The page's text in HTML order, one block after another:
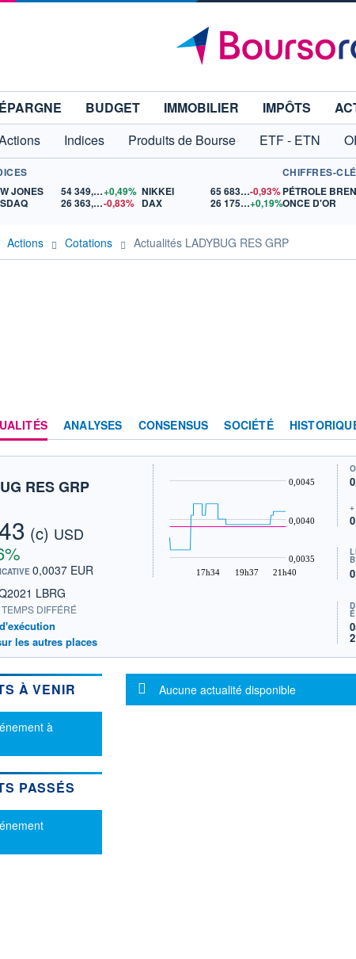
ÉPARGNE BUDGET IMMOBILIER IMPÔTS
Indices Produits de Bourse ETF - ETN
JONES
54 349,12+0,49%
26 363,44-0,83%
NIKKEI 65 683,26-0,93%
DAX
26 175,19+0,19%
CHIFFRES-
PÉTROLE
ONCE D'OR
Actions Cotations Actualités LADYBUG RES GRP
ANALYSES CONSENSUS SOCIÉTÉ
RES GRP
(c) USD
0,0037 EUR
LBRG
DIFFÉRÉ
les autres places
17h34 19h37 21h40
0,0035
0,0040
0,0045
À VENIR
à
PASSÉS
Message d'information
Aucune actualité disponible